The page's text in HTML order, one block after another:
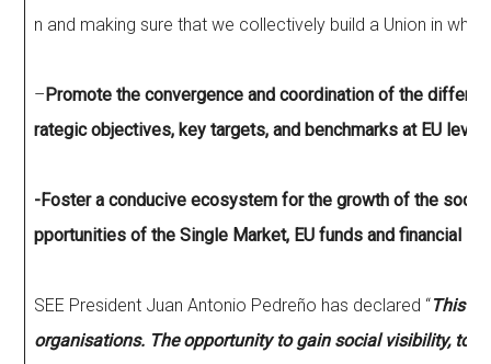
n and making sure that we collectively build a Union in
–Promote the convergence and coordination of the
rategic objectives, key targets, and benchmarks at EU level.
-Foster a conducive ecosystem for the growth of the
pportunities of the Single Market, EU funds and financial
SEE President Juan Antonio Pedreño has declared “This
organisations. The opportunity to gain social visibility, to